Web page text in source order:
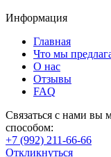
Информация
Главная
Что мы
О нас
Отзывы
FAQ
Связаться с нами вы
способом:
+7 (992) 211-66-66
Откликнуться